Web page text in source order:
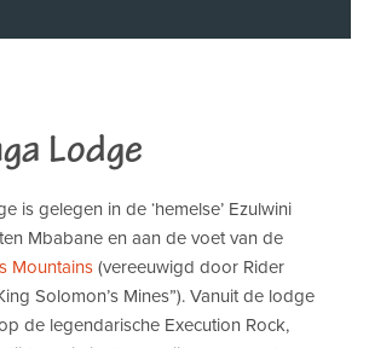
Lodge
is gelegen in de ‘hemelse’ Ezulwini
Mbabane en aan de voet van de
Mountains(vereeuwigd door Rider
Solomon’s Mines”). Vanuit de lodge
de legendarische Execution Rock,